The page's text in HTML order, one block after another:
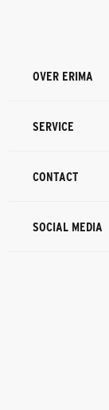
OVER ERIMA
SERVICE
CONTACT
SOCIAL MEDIA